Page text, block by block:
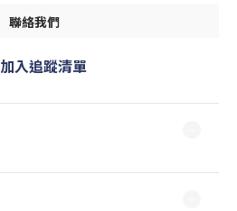
聯絡我們
加入追蹤清單